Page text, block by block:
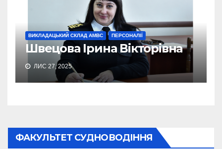
ВИКЛАДАЦЬКИЙ СКЛАД АМВС ПЕРСОНАЛІЇ
Швецова Ірина Вікторівна
ЛИС 27, 2025
ФАКУЛЬТЕТ СУДНОВОДІННЯ